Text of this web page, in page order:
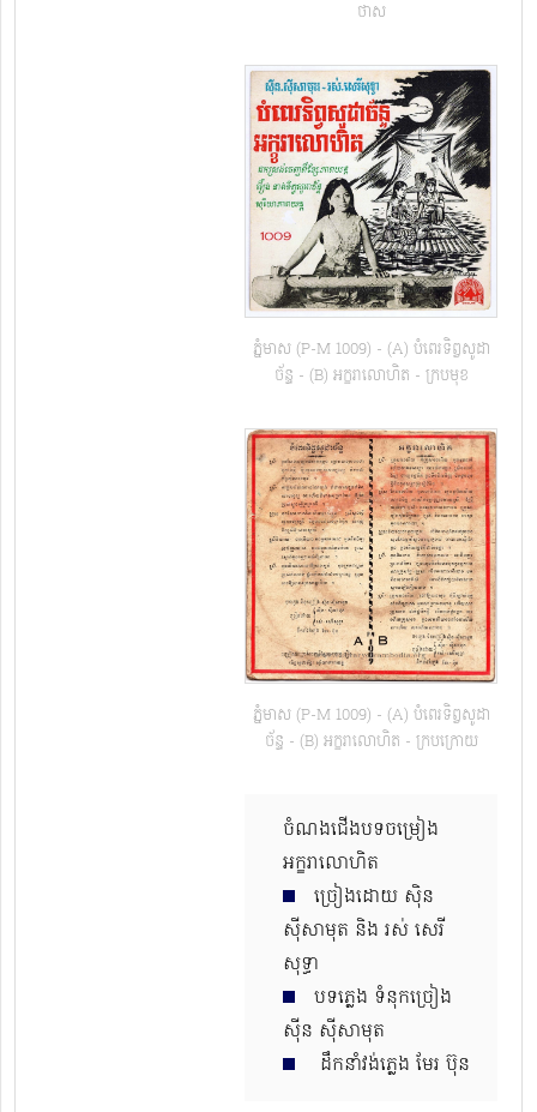
ថាស
ភ្នំមាស (P-M 1009) - (A) បំពេរទិព្វសូដា
ច័ន្ទ - (B) អក្ខរាលោហិត​ - ក្របមុខ
ភ្នំមាស (P-M 1009) - (A) បំពេរទិព្វសូដា
ច័ន្ទ - (B) អក្ខរាលោហិត - ក្របក្រោយ
ចំណងជើងបទចម្រៀង
អក្ខរាលោហិត
ច្រៀងដោយ ស៊ិន
ស៊ីសាមុត និង រស់ សេរី
សុទ្ធា
បទភ្លេង ទំនុកច្រៀង
ស៊ីន ស៊ីសាមុត
ដឹកនាំវង់ភ្លេង មែរ ប៊ុន